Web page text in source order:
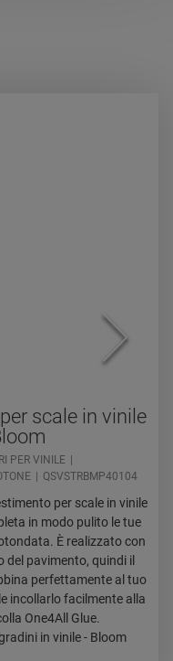
scale in vinile
PER VINILE
QSVSTRBMP40104
per scale in vinile
in modo pulito le tue
È realizzato con
del pavimento, quindi il
perfettamente al tuo
incollarlo facilmente alla
One4All Glue.
in vinile - Bloom